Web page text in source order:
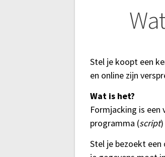
Stel je koopt een
en online zijn
Wat is het?
Formjacking is
programma (script
Stel je bezoekt
Bericht